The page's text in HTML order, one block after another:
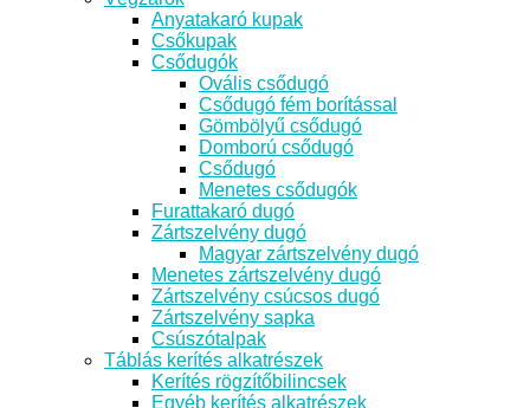
Anyatakaró kupak
Csőkupak
Csődugók
Ovális csődugó
Csődugó fém borítással
Gömbölyű csődugó
Domború csődugó
Csődugó
Menetes csődugók
Furattakaró dugó
Zártszelvény dugó
Magyar zártszelvény dugó
Menetes zártszelvény dugó
Zártszelvény csúcsos dugó
Zártszelvény sapka
Csúszótalpak
Táblás kerítés alkatrészek
Kerítés rögzítőbilincsek
Egyéb kerítés alkatrészek